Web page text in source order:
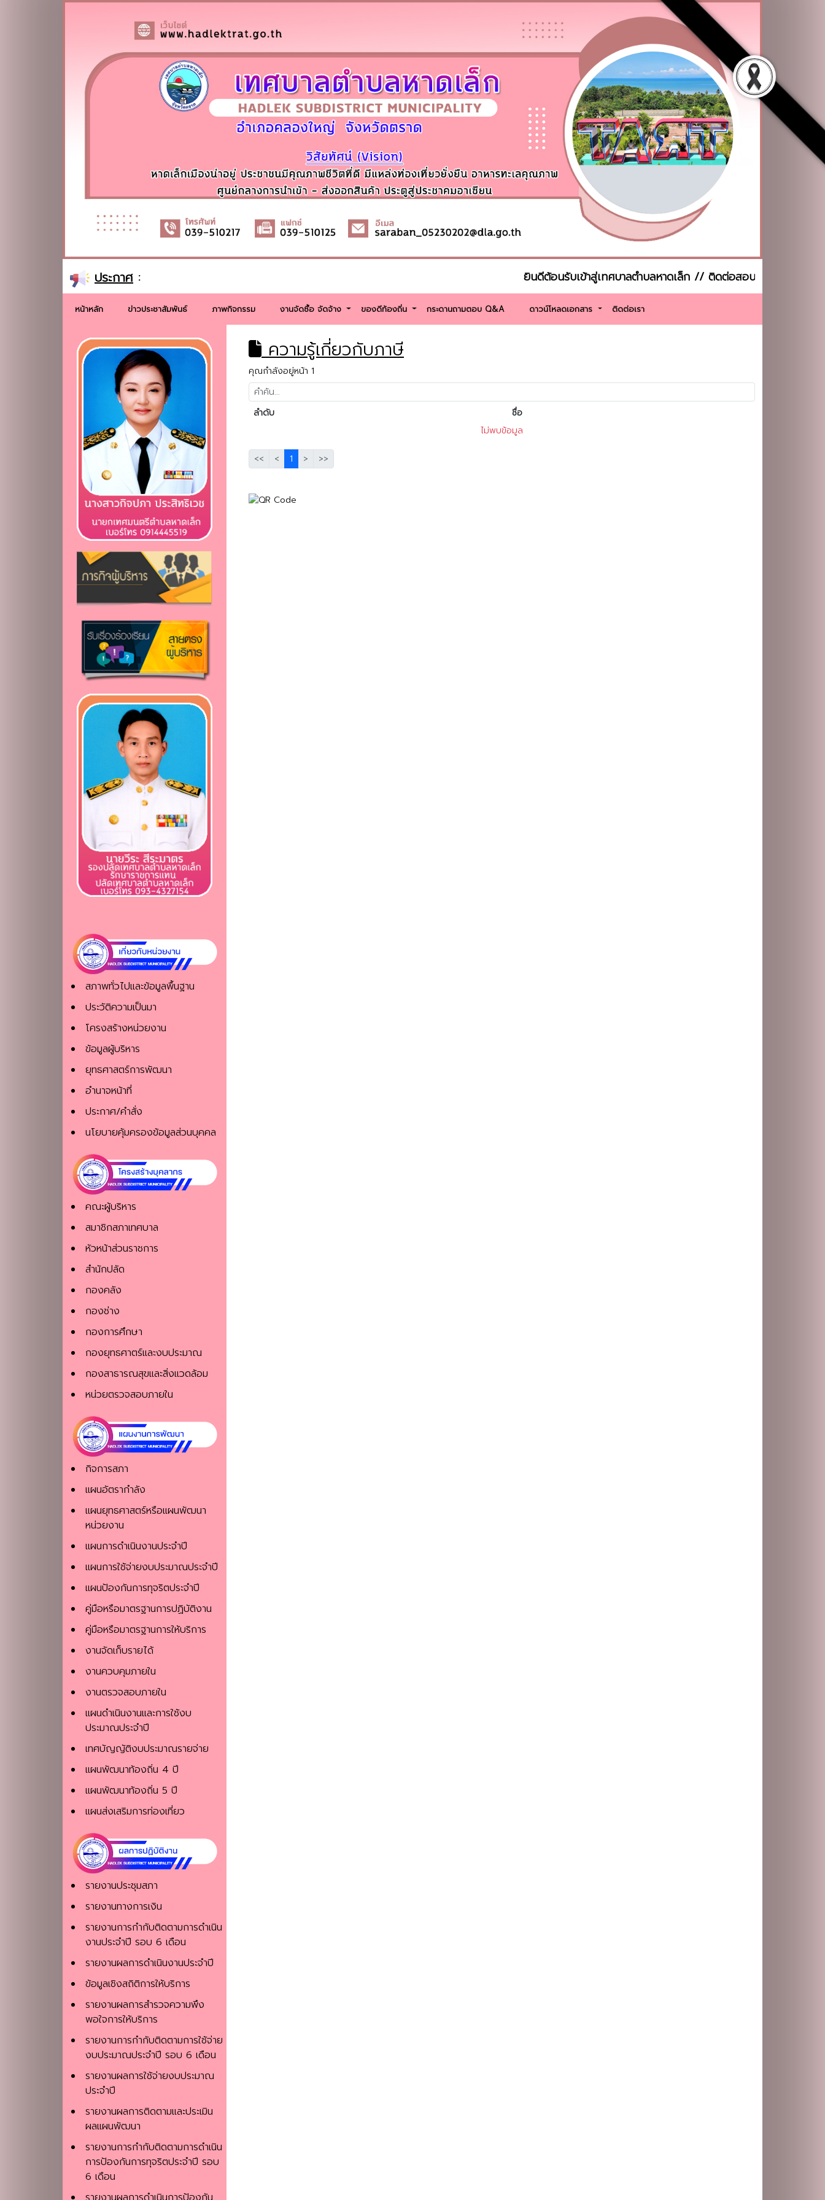
ประกาศ : ยินดีต้อนรับเข้าสู่เทศบาลตำบลหาดเล็ก // ติดต่อสอบถาม : โทรศัพท์ : 039-
หน้าหลัก ข่าวประชาสัมพันธ์ ภาพกิจกรรม งานจัดซื้อ จัดจ้าง ของดีท้องถิ่น กระดานถามตอบ Q&A ดาวน์โหลดเอกสาร ติดต่อเรา
สภาพทั่วไปและข้อมูลพื้นฐาน
ประวัติความเป็นมา
โครงสร้างหน่วยงาน
ข้อมูลผู้บริหาร
ยุทธศาสตร์การพัฒนา
อำนาจหน้าที่
ประกาศ/คำสั่ง
นโยบายคุ้มครองข้อมูลส่วนบุคคล
คณะผู้บริหาร
สมาชิกสภาเทศบาล
หัวหน้าส่วนราชการ
สำนักปลัด
กองคลัง
กองช่าง
กองการศึกษา
กองยุทธศาตร์และงบประมาณ
กองสาธารณสุขและสิ่งแวดล้อม
หน่วยตรวจสอบภายใน
กิจการสภา
แผนอัตรากำลัง
แผนยุทธศาสตร์หรือแผนพัฒนา
หน่วยงาน
แผนการดำเนินงานประจำปี
แผนการใช้จ่ายงบประมาณประจำปี
แผนป้องกันการทุจริตประจําปี
คู่มือหรือมาตรฐานการปฏิบัติงาน
คู่มือหรือมาตรฐานการให้บริการ
งานจัดเก็บรายได้
งานควบคุมภายใน
งานตรวจสอบภายใน
แผนดำเนินงานและการใช้งบ
ประมาณประจำปี
เทศบัญญัติงบประมาณรายจ่าย
แผนพัฒนาท้องถิ่น 4 ปี
แผนพัฒนาท้องถิ่น 5 ปี
แผนส่งเสริมการท่องเที่ยว
รายงานประชุมสภา
รายงานทางการเงิน
รายงานการกำกับติดตามการดำเนิน
งานประจำปี รอบ 6 เดือน
รายงานผลการดำเนินงานประจำปี
ข้อมูลเชิงสถิติการให้บริการ
รายงานผลการสำรวจความพึง
พอใจการให้บริการ
รายงานการกำกับติดตามการใช้จ่าย
งบประมาณประจำปี รอบ 6 เดือน
รายงานผลการใช้จ่ายงบประมาณ
ประจำปี
รายงานผลการติดตามและประเมิน
ผลแผนพัฒนา
รายงานการกำกับติดตามการดำเนิน
การป้องกันการทุจริตประจำปี รอบ
6 เดือน
ความรู้เกี่ยวกับภาษี
คุณกำลังอยู่หน้า 1
ลำดับ
ชื่อ
ไม่พบข้อมูล
<< < 1 > >>